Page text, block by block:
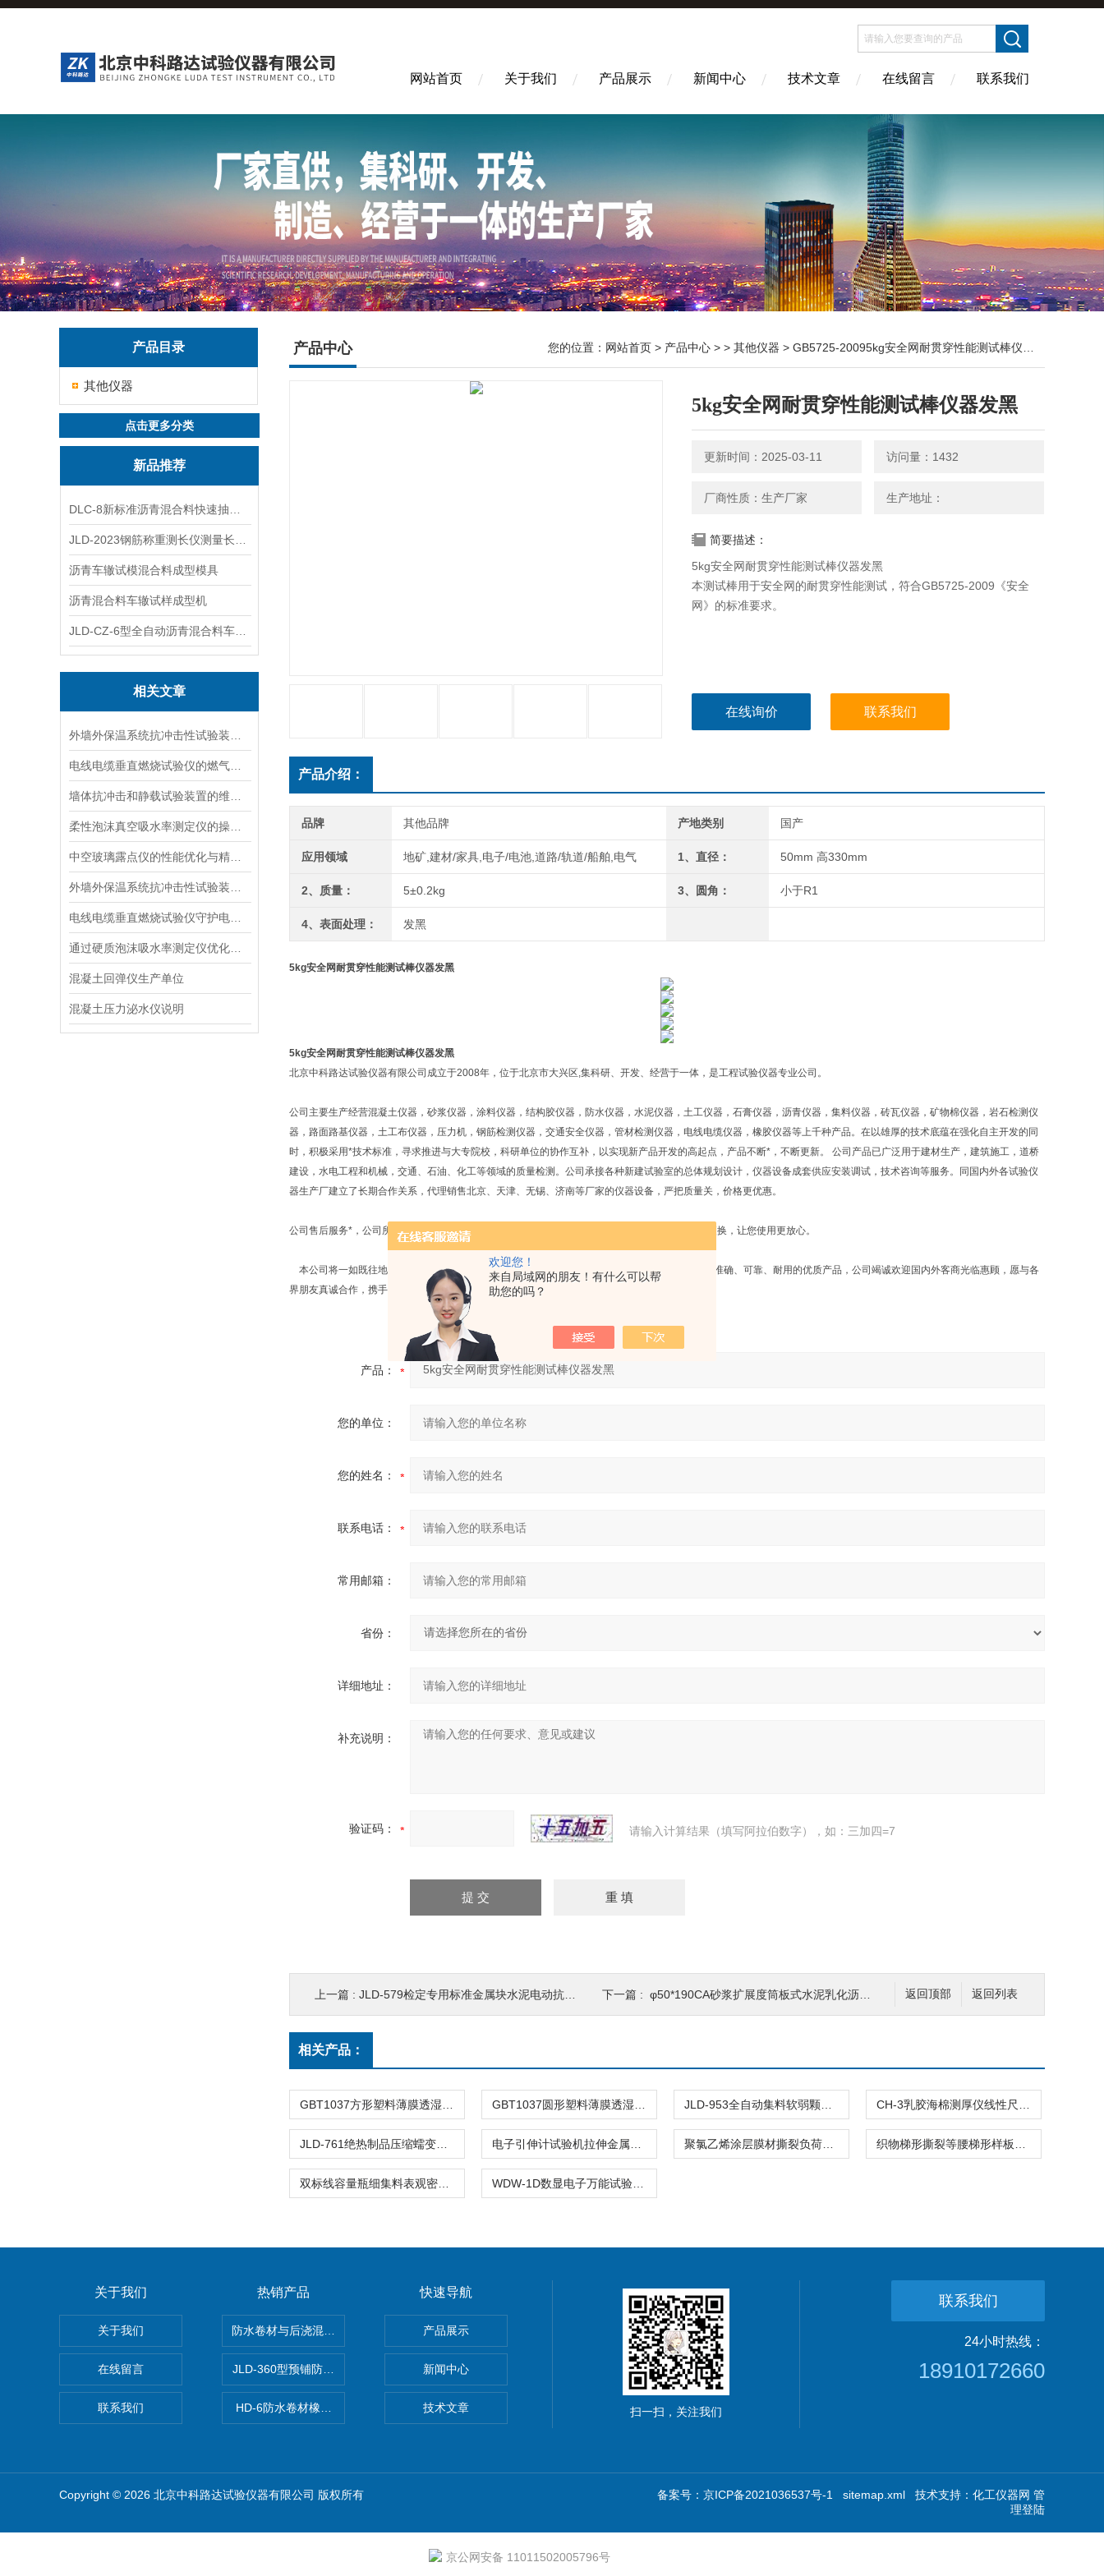
欢迎您！
来自局域网的朋友！有什么可以帮
助您的吗？
网站首页 关于我们 产品展示 新闻中心 技术文章 在线留言 联系我们
产品目录
其他仪器
点击更多分类
新品推荐
沥青车辙试模混合料成型模具
沥青混合料车辙试样成型机
相关文章
混凝土回弹仪生产单位
混凝土压力泌水仪说明
产品中心 您的位置： 网站首页 > 产品中心 > > 其他仪器 > GB5725-20095kg安全网耐贯穿性能测试棒仪器发黑
5kg安全网耐贯穿性能测试棒仪器发黑
更新时间：2025-03-11 访问量：1432
厂商性质：生产厂家 生产地址：
简要描述：
5kg安全网耐贯穿性能测试棒仪器发黑
本测试棒用于安全网的耐贯穿性能测试，符合GB5725-2009《安全
网》的标准要求。
在线询价 联系我们
产品介绍：
品牌 其他品牌 产地类别 国产
应用领域 地矿,建材/家具,电子/电池,道路/轨道/船舶,电气 1、直径： 50mm 高330mm
2、质量： 5±0.2kg 3、圆角： 小于R1
4、表面处理： 发黑
5kg安全网耐贯穿性能测试棒仪器发黑
5kg安全网耐贯穿性能测试棒仪器发黑
北京中科路达试验仪器有限公司成立于2008年，位于北京市大兴区,集科研、开发、经营于一体，是工程试验仪器专业公司。
公司主要生产经营混凝土仪器，砂浆仪器，涂料仪器，结构胶仪器，防水仪器，水泥仪器，土工仪器，石膏仪器，沥青仪器，集料仪器，砖瓦仪器，矿物棉仪器，岩石检测仪
器，路面路基仪器，土工布仪器，压力机，钢筋检测仪器，交通安全仪器，管材检测仪器，电线电缆仪器，橡胶仪器等上千种产品。在以雄厚的技术底蕴在强化自主开发的同
时，积极采用*技术标准，寻求推进与大专院校，科研单位的协作互补，以实现新产品开发的高起点，产品不断*，不断更新。 公司产品已广泛用于建材生产，建筑施工，道桥
建设，水电工程和机械，交通、石油、化工等领域的质量检测。公司承接各种新建试验室的总体规划设计，仪器设备成套供应安装调试，技术咨询等服务。同国内外各试验仪
器生产厂建立了长期合作关系，代理销售北京、天津、无锡、济南等厂家的仪器设备，严把质量关，价格更优惠。
公司售后服务*，公司所售产品质保一年，大件产品均提供免费上门服务，小件产品通过快递维修更换，让您使用更放心。
本公司将一如既往地坚持“诚信经营、服务至上"的经营宗旨，以*的技术，优质的服务为用户提供准确、可靠、耐用的优质产品，公司竭诚欢迎国内外客商光临惠顾，愿与各
界朋友真诚合作，携手共赢。
产品：
您的单位：
您的姓名：
联系电话：
常用邮箱：
省份：
详细地址：
补充说明：
验证码： 请输入计算结果（填写阿拉伯数字），如：三加四=7
返回列表
返回顶部
上一篇 : JLD-579检定专用标准金属块水泥电动抗折试验机 下一篇 : φ50*190CA砂浆扩展度筒板式水泥乳化沥青玻璃板仪器
相关产品：
关于我们
关于我们
在线留言
联系我们
热销产品
防水卷材与后浇混凝土剥离强度试验夹具
JLD-360型预铺防水卷材抗冲击性能试验仪
HD-6防水卷材橡胶测厚仪
快速导航
产品展示
新闻中心
技术文章 扫一扫，关注我们
联系我们
24小时热线：
18910172660
Copyright © 2026 北京中科路达试验仪器有限公司 版权所有 备案号：京ICP备2021036537号-1 sitemap.xml 技术支持： 化工仪器网 管
理登陆
京公网安备 11011502005796号